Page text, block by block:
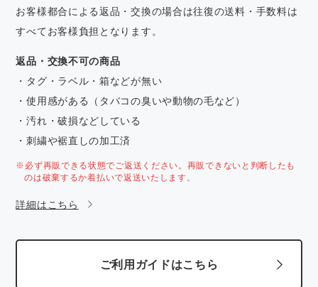
お客様都合による返品・交換の場合は往復の送料・手数料は
すべてお客様負担となります。
返品・交換不可の商品
・タグ・ラベル・箱などが無い
・使用感がある（タバコの臭いや動物の毛など）
・汚れ・破損などしている
・刺繍や裾直しの加工済
※必ず再販できる状態でご返送ください。再販できないと判断したも
のは破棄するか着払いで返送いたします。
詳細はこちら
ご利用ガイドはこちら